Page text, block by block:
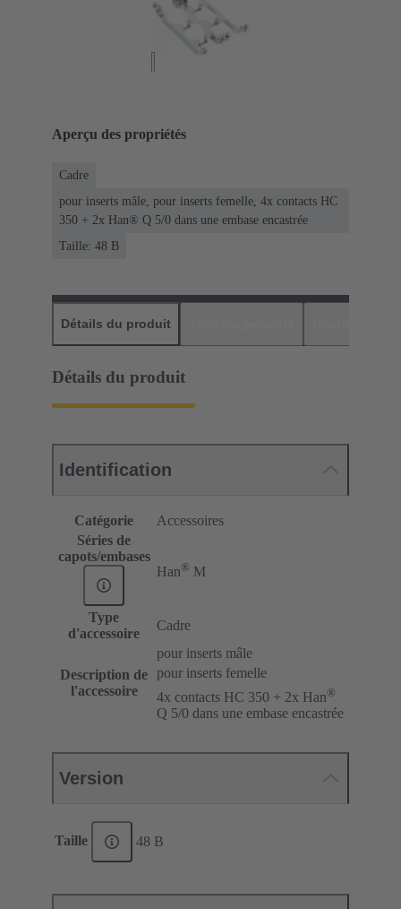
Aperçu des propriétés
Cadre
pour inserts mâle, pour inserts femelle, 4x contacts HC
350 + 2x Han® Q 5/0 dans une embase encastrée
Taille: 48 B
Détails du produit
Détails du produit
Identification
Catégorie
Accessoires
Séries de
capots/embases
Han® M
Type
d'accessoire
Cadre
Description de
l'accessoire
pour inserts mâle
pour inserts femelle
4x contacts HC 350 + 2x Han®
Q 5/0 dans une embase encastrée
Version
Taille 48 B